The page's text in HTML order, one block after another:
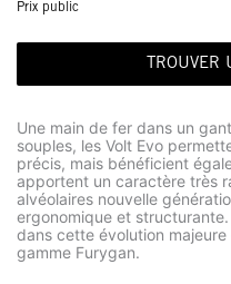
Prix public
TROUVER
Une main de fer dans un
souples, les Volt Evo
précis, mais bénéficient
apportent un caractère très
alvéolaires nouvelle
ergonomique et
dans cette évolution majeure
gamme Furygan.